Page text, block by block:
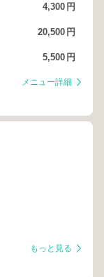
4,300 円
20,500 円
5,500 円
メニュー詳細
もっと見る